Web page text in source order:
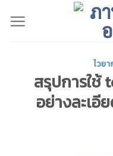
ไวย
สรุปการใช้
อย่างละเอี